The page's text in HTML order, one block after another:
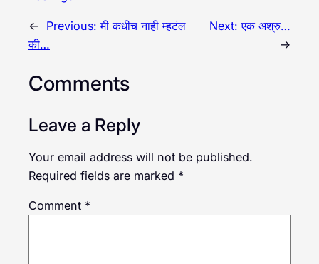
← Previous:मी कधीच नाही म्हटंल
की…
Next:एक अश्रु…
→
Comments
Leave a Reply
Your email address will not be published.
Required fields are marked *
Comment *